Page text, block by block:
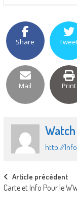
Share
Mail Print
http://
Post
navigation
Article précédent
Carte et Info Pour le